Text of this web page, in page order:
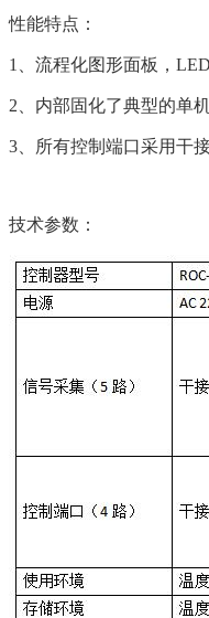
性能特点：
1、流程化图形面板，
2、内部固化了典型的单
3、所有控制端口采用干
技术参数：